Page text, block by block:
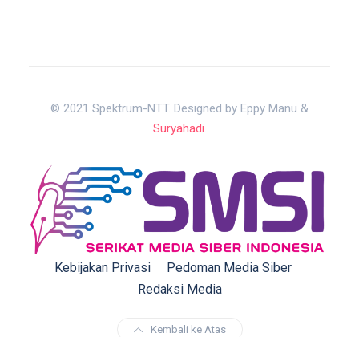
© 2021 Spektrum-NTT. Designed by Eppy Manu &
Suryahadi.
Kebijakan Privasi
Pedoman Media Siber
Redaksi Media
Kembali ke Atas